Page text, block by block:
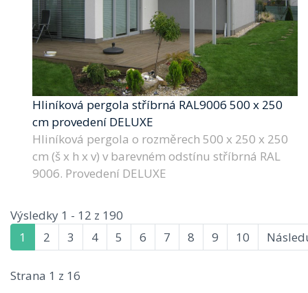
Hliníková pergola stříbrná RAL9006 500 x 250
cm provedení DELUXE
Hliníková pergola o rozměrech 500 x 250 x 250
cm (š x h x v) v barevném odstínu stříbrná RAL
9006. Provedení DELUXE
Výsledky 1 - 12 z 190
1
2 3 4 5 6 7 8 9 10
Strana 1 z 16